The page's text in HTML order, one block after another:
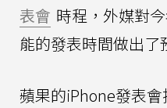
表會 時程，外媒對
能的發表時間做出了
蘋果的iPhone發表會